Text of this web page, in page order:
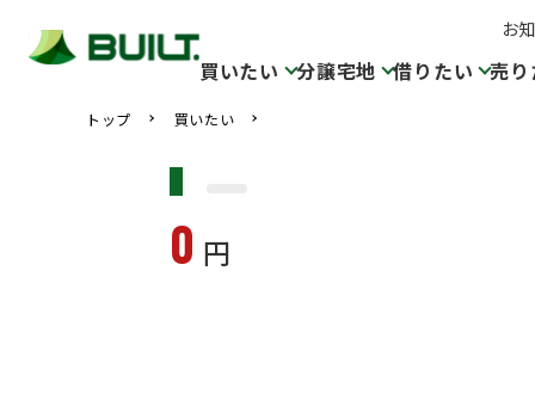
お
買いたい 分譲宅地 借りたい 売
トップ 買いたい
0 円